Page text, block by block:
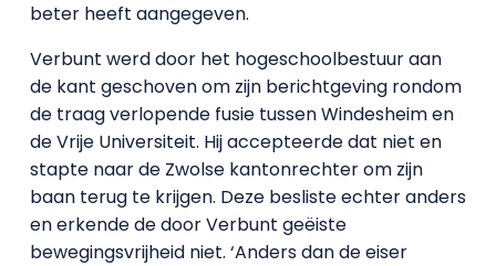
beter heeft aangegeven.
Verbunt werd door het hogeschoolbestuur aan
de kant geschoven om zijn berichtgeving rondom
de traag verlopende fusie tussen Windesheim en
de Vrije Universiteit. Hij accepteerde dat niet en
stapte naar de Zwolse kantonrechter om zijn
baan terug te krijgen. Deze besliste echter anders
en erkende de door Verbunt geëiste
bewegingsvrijheid niet. ‘Anders dan de eiser